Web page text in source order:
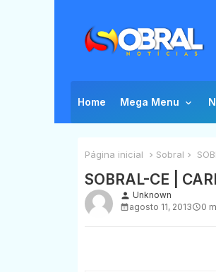
Home Mega Menu
Página inicial Sobral
SOBRAL-CE |
person Unknown
agosto 11, 2013
0